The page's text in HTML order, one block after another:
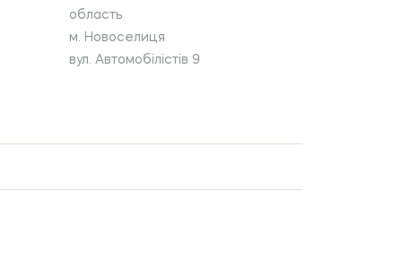
область
м. Новоселиця
вул. Автомобілістів 9